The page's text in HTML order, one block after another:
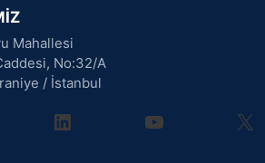
Mahallesi
No:32/A
/ İstanbul
linkedin youtube X